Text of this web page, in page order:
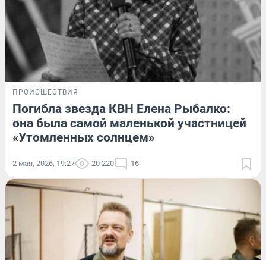
ПРОИСШЕСТВИЯ
Погибла звезда КВН Елена Рыбалко:
она была самой маленькой участницей
«Утомленных солнцем»
2 мая, 2026, 19:27 20 220 16